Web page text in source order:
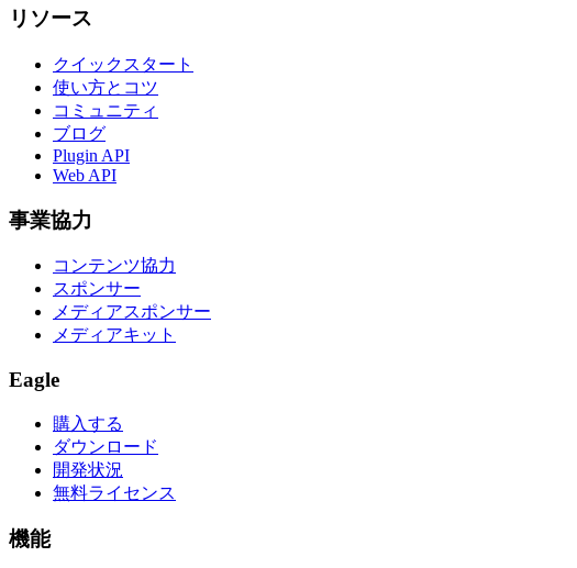
リソース
クイックスタート
使い方とコツ
コミュニティ
ブログ
Plugin API
Web API
事業協力
コンテンツ協力
スポンサー
メディアスポンサー
メディアキット
Eagle
購入する
ダウンロード
開発状況
無料ライセンス
機能